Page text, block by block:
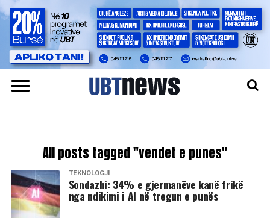
All posts tagged "vendet e punes"
TEKNOLOGJI
Sondazhi: 34% e gjermanëve kanë frikë
nga ndikimi i AI në tregun e punës